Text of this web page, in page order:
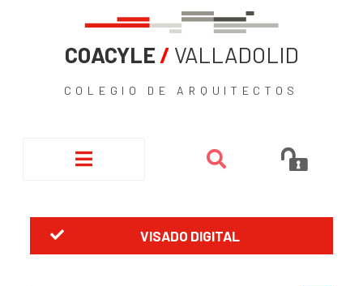
COACYLE / VALLADOLID
COLEGIO DE ARQUITECTOS
VISADO DIGITAL